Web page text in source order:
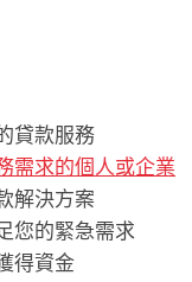
貸款服務
需求的個人或企業
解決方案
您的緊急需求
得資金